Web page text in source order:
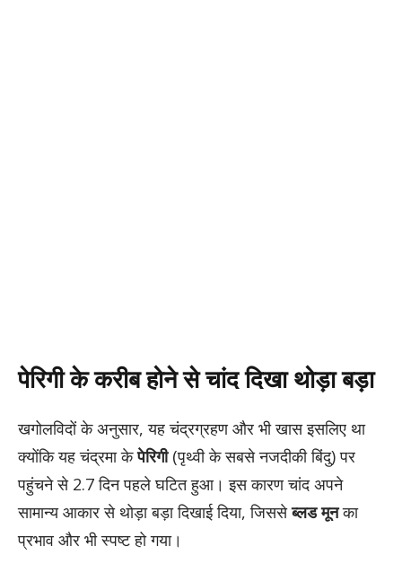
पेरिगी के करीब होने से चांद दिखा थोड़ा बड़ा
खगोलविदों के अनुसार, यह चंद्रग्रहण और भी खास इसलिए था
क्योंकि यह चंद्रमा केपेरिगी(पृथ्वी के सबसे नजदीकी बिंदु) पर
पहुंचने से 2.7 दिन पहले घटित हुआ। इस कारण चांद अपने
सामान्य आकार से थोड़ा बड़ा दिखाई दिया, जिससेब्लड मूनका
प्रभाव और भी स्पष्ट हो गया।